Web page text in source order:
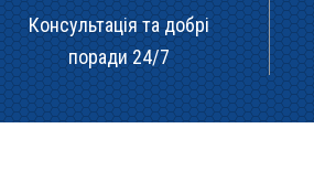
Консультація та добрі
поради 24/7